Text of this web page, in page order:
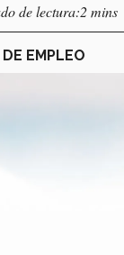
de lectura:2 mins
EMPLEO